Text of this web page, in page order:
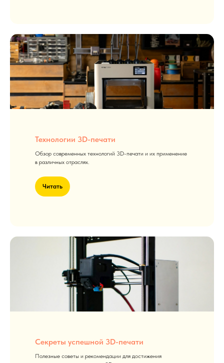
Технологии 3D-печати
Обзор современных технологий 3D-печати и их применение
в различных отраслях.
Читать
Секреты успешной 3D-печати
Полезные советы и рекомендации для достижения